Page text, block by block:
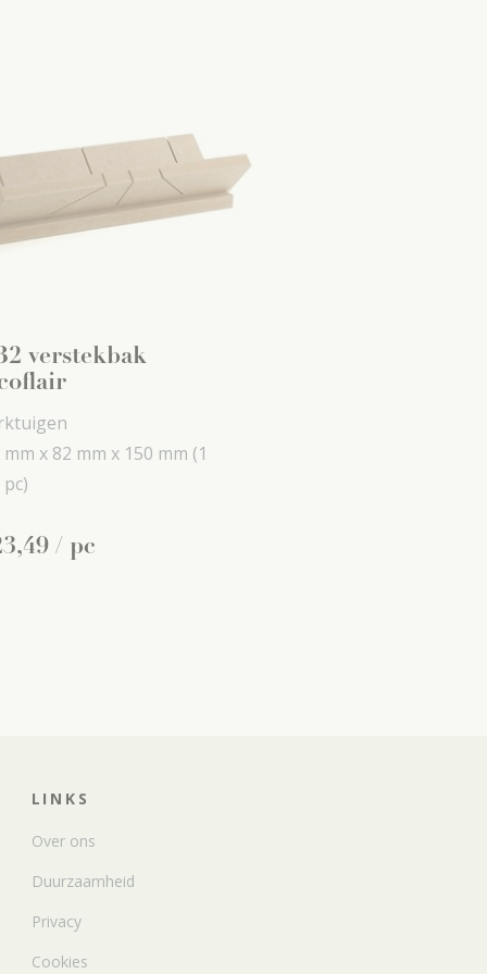
verstekbak
mm x 82 mm x 150 mm (1
,49/ pc
LINKS
Over ons
Duurzaamheid
Privacy
Cookies